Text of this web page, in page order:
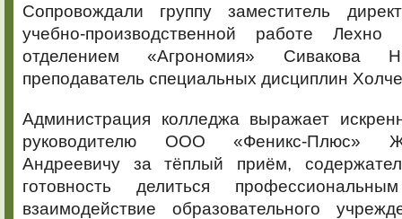
Сопровождали группу заместитель
учебно-производственной работе
отделением «Агрономия»
преподаватель специальных дисциплин
Администрация колледжа выражает
руководителю ООО «Феникс-Плюс»
Андреевичу за тёплый приём,
готовность делиться
взаимодействие образовательного